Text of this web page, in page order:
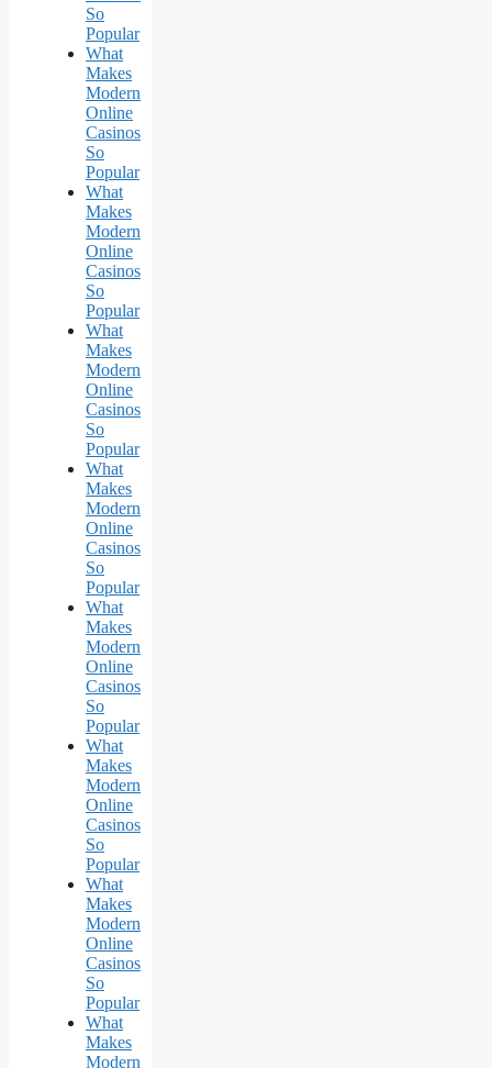
So
Popular
What
Makes
Modern
Online
Casinos
So
Popular
What
Makes
Modern
Online
Casinos
So
Popular
What
Makes
Modern
Online
Casinos
So
Popular
What
Makes
Modern
Online
Casinos
So
Popular
What
Makes
Modern
Online
Casinos
So
Popular
What
Makes
Modern
Online
Casinos
So
Popular
What
Makes
Modern
Online
Casinos
So
Popular
What
Makes
Modern